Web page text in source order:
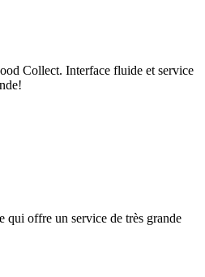
Collect. Interface fluide et service
qui offre un service de très grande